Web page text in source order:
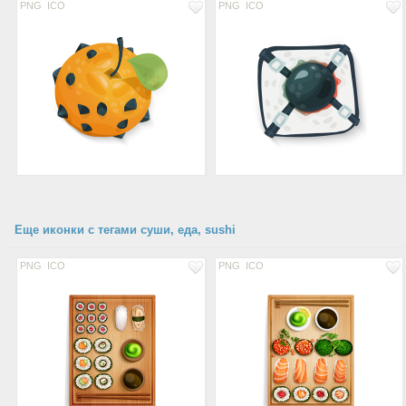
PNG ICO PNG ICO
Еще иконки с тегами суши, еда, sushi
PNG ICO PNG ICO